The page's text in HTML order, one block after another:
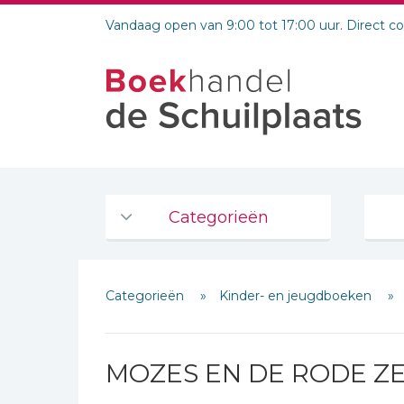
Vandaag open van 9:00 tot 17:00 uur. Direct
Categorieën
De Bijbel
Bijbelse Dagboeken 2026
Bijbelstudie groepen
Categorieën Kinder- en jeugdboeken
MOZES EN DE RODE